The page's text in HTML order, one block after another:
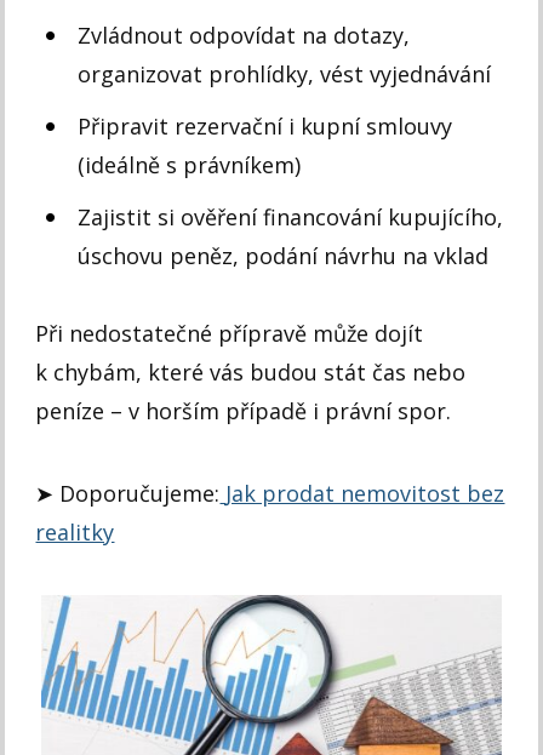
Zvládnout odpovídat na dotazy,
organizovat prohlídky, vést vyjednávání
Připravit rezervační i kupní smlouvy
(ideálně s právníkem)
Zajistit si ověření financování kupujícího,
úschovu peněz, podání návrhu na vklad
Při nedostatečné přípravě může dojít
k chybám, které vás budou stát čas nebo
peníze – v horším případě i právní spor.
➤ Doporučujeme: Jak prodat nemovitost bez
realitky